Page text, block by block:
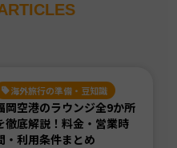
海外旅行の準備・豆知識
岡空港のラウンジ全9か所
徹底解説！料金・営業時
・利用条件まとめ